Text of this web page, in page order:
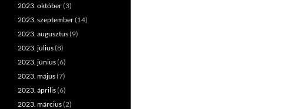
2023. október(3)
2023. szeptember(14)
2023. augusztus(9)
2023. július(8)
2023. június(6)
2023. május(7)
2023. április(6)
2023. március(2)